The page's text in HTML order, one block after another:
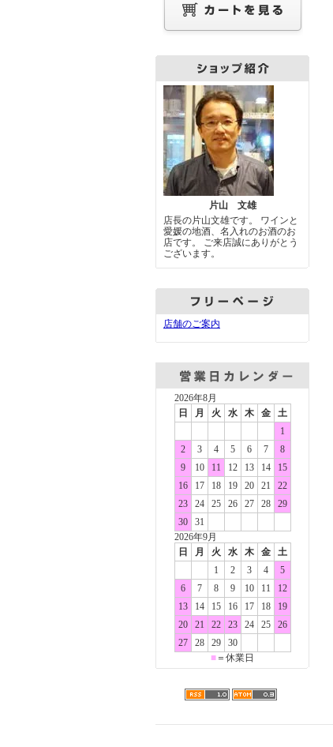
片山 文雄
店長の片山文雄です。 ワインと
愛媛の地酒、名入れのお酒のお
店です。 ご来店誠にありがとう
ございます。
店舗のご案内
2026年8月
日
月 火 水 木 金
土
1
2
3 4 5 6 7
8
9
10 11 12 13 14
15
16
17 18 19 20 21
22
23
24 25 26 27 28
29
30
31
2026年9月
日
月 火 水 木 金
土
1
2 3 4
5
6
7 8 9 10 11
12
13
14 15 16 17 18
19
20
21 22 23 24 25
26
27
28 29
30
■ ＝休業日